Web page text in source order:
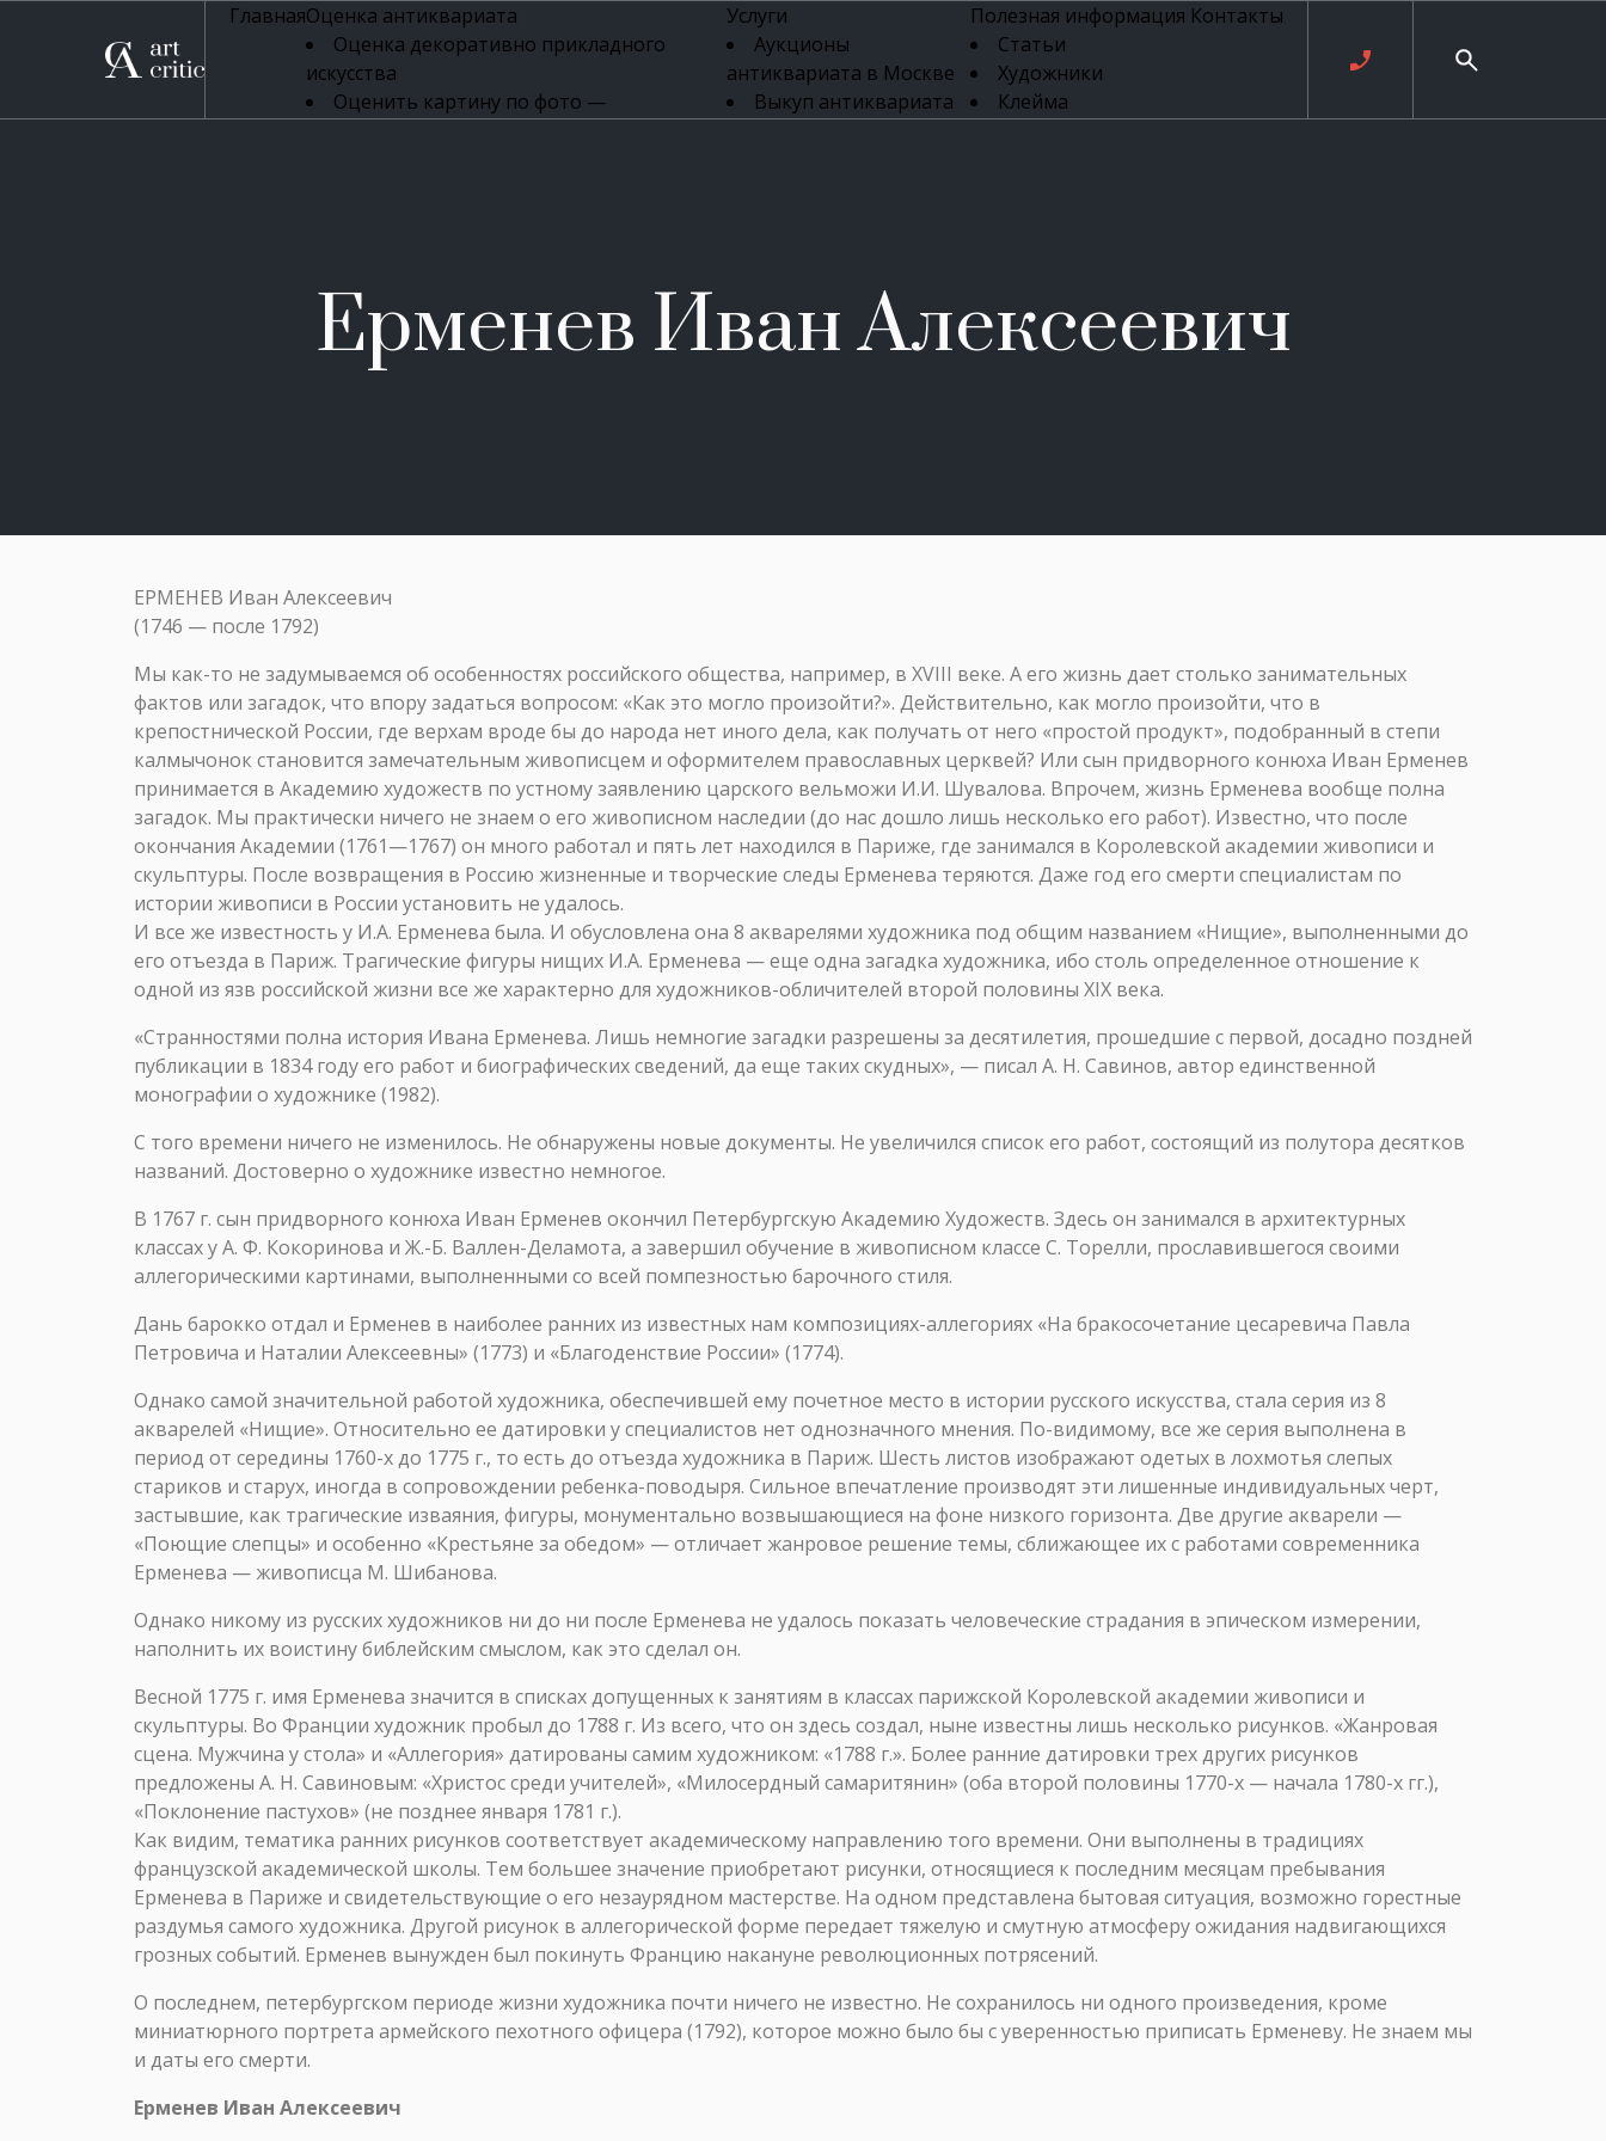
ГлавнаяОценка антиквариата
Оценка декоративно прикладного
искусства
Оценить картину по фото —
Оценка антикварной мебели
Оценка книг
Оценка бронзовых изделий
Услуги
Аукционы
антиквариата в Москве
Выкуп антиквариата
Скупка антиквариата
Скупка антикварной
мебели
вещей
Полезная информация
Статьи
Художники
Клейма
Ювелирные
Контакты
Ерменев Иван Алексеевич
ЕРМЕНЕВ Иван Алексеевич
(1746 — после 1792)
Мы как-то не задумываемся об особенностях российского общества, например, в XVIII веке. А его жизнь дает столько занимательных
фактов или загадок, что впору задаться вопросом: «Как это могло произойти?». Действительно, как могло произойти, что в
крепостнической России, где верхам вроде бы до народа нет иного дела, как получать от него «простой продукт», подобранный в степи
калмычонок становится замечательным живописцем и оформителем православных церквей? Или сын придворного конюха Иван Ерменев
принимается в Академию художеств по устному заявлению царского вельможи И.И. Шувалова. Впрочем, жизнь Ерменева вообще полна
загадок. Мы практически ничего не знаем о его живописном наследии (до нас дошло лишь несколько его работ). Известно, что после
окончания Академии (1761—1767) он много работал и пять лет находился в Париже, где занимался в Королевской академии живописи и
скульптуры. После возвращения в Россию жизненные и творческие следы Ерменева теряются. Даже год его смерти специалистам по
истории живописи в России установить не удалось.
И все же известность у И.А. Ерменева была. И обусловлена она 8 акварелями художника под общим названием «Нищие», выполненными до
его отъезда в Париж. Трагические фигуры нищих И.А. Ерменева — еще одна загадка художника, ибо столь определенное отношение к
одной из язв российской жизни все же характерно для художников-обличителей второй половины XIX века.
«Странностями полна история Ивана Ерменева. Лишь немногие загадки разрешены за десятилетия, прошедшие с первой, досадно поздней
публикации в 1834 году его работ и биографических сведений, да еще таких скудных», — писал А. Н. Савинов, автор единственной
монографии о художнике (1982).
С того времени ничего не изменилось. Не обнаружены новые документы. Не увеличился список его работ, состоящий из полутора десятков
названий. Достоверно о художнике известно немногое.
В 1767 г. сын придворного конюха Иван Ерменев окончил Петербургскую Академию Художеств. Здесь он занимался в архитектурных
классах у А. Ф. Кокоринова и Ж.-Б. Валлен-Деламота, а завершил обучение в живописном классе С. Торелли, прославившегося своими
аллегорическими картинами, выполненными со всей помпезностью барочного стиля.
Дань барокко отдал и Ерменев в наиболее ранних из известных нам композициях-аллегориях «На бракосочетание цесаревича Павла
Петровича и Наталии Алексеевны» (1773) и «Благоденствие России» (1774).
Однако самой значительной работой художника, обеспечившей ему почетное место в истории русского искусства, стала серия из 8
акварелей «Нищие». Относительно ее датировки у специалистов нет однозначного мнения. По-видимому, все же серия выполнена в
период от середины 1760-х до 1775 г., то есть до отъезда художника в Париж. Шесть листов изображают одетых в лохмотья слепых
стариков и старух, иногда в сопровождении ребенка-поводыря. Сильное впечатление производят эти лишенные индивидуальных черт,
застывшие, как трагические изваяния, фигуры, монументально возвышающиеся на фоне низкого горизонта. Две другие акварели —
«Поющие слепцы» и особенно «Крестьяне за обедом» — отличает жанровое решение темы, сближающее их с работами современника
Ерменева — живописца М. Шибанова.
Однако никому из русских художников ни до ни после Ерменева не удалось показать человеческие страдания в эпическом измерении,
наполнить их воистину библейским смыслом, как это сделал он.
Весной 1775 г. имя Ерменева значится в списках допущенных к занятиям в классах парижской Королевской академии живописи и
скульптуры. Во Франции художник пробыл до 1788 г. Из всего, что он здесь создал, ныне известны лишь несколько рисунков. «Жанровая
сцена. Мужчина у стола» и «Аллегория» датированы самим художником: «1788 г.». Более ранние датировки трех других рисунков
предложены А. Н. Савиновым: «Христос среди учителей», «Милосердный самаритянин» (оба второй половины 1770-х — начала 1780-х гг.),
«Поклонение пастухов» (не позднее января 1781 г.).
Как видим, тематика ранних рисунков соответствует академическому направлению того времени. Они выполнены в традициях
французской академической школы. Тем большее значение приобретают рисунки, относящиеся к последним месяцам пребывания
Ерменева в Париже и свидетельствующие о его незаурядном мастерстве. На одном представлена бытовая ситуация, возможно горестные
раздумья самого художника. Другой рисунок в аллегорической форме передает тяжелую и смутную атмосферу ожидания надвигающихся
грозных событий. Ерменев вынужден был покинуть Францию накануне революционных потрясений.
О последнем, петербургском периоде жизни художника почти ничего не известно. Не сохранилось ни одного произведения, кроме
миниатюрного портрета армейского пехотного офицера (1792), которое можно было бы с уверенностью приписать Ерменеву. Не знаем мы
и даты его смерти.
Ерменев Иван Алексеевич